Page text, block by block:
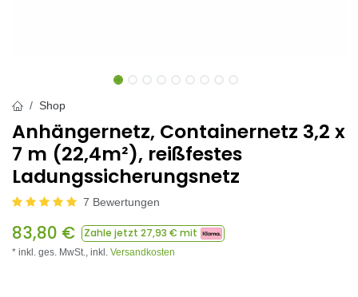
Shop
Anhängernetz, Containernetz 3,2 x
7 m (22,4m²), reißfestes
Ladungssicherungsnetz
7 Bewertungen
83,80 € Zahle jetzt 27,93 € mit
* inkl. ges. MwSt., inkl. Versandkosten